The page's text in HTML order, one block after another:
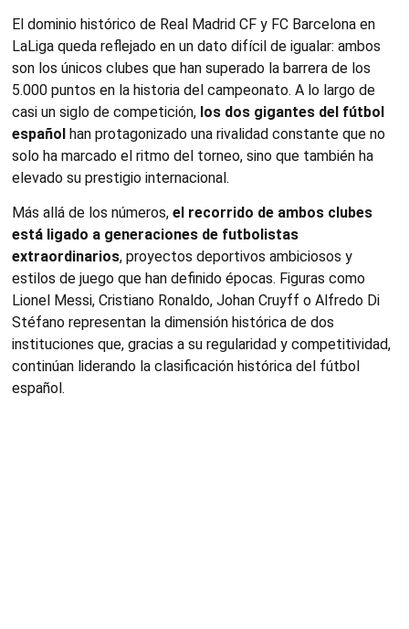
El dominio histórico de Real Madrid CF y FC Barcelona en
LaLiga queda reflejado en un dato difícil de igualar: ambos
son los únicos clubes que han superado la barrera de los
5.000 puntos en la historia del campeonato. A lo largo de
casi un siglo de competición, los dos gigantes del fútbol
español han protagonizado una rivalidad constante que no
solo ha marcado el ritmo del torneo, sino que también ha
elevado su prestigio internacional.
Más allá de los números, el recorrido de ambos clubes
está ligado a generaciones de futbolistas
extraordinarios, proyectos deportivos ambiciosos y
estilos de juego que han definido épocas. Figuras como
Lionel Messi, Cristiano Ronaldo, Johan Cruyff o Alfredo Di
Stéfano representan la dimensión histórica de dos
instituciones que, gracias a su regularidad y competitividad,
continúan liderando la clasificación histórica del fútbol
español.